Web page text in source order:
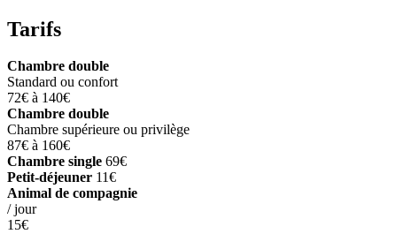
Tarifs
Chambre double
Standard ou confort
72€ à 140€
Chambre double
Chambre supérieure ou privilège
87€ à 160€
Chambre single 69€
Petit-déjeuner 11€
Animal de compagnie
/ jour
15€